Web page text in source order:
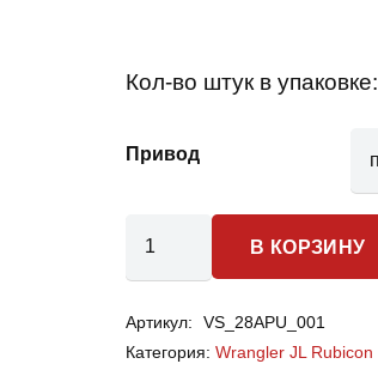
Кол-во штук в упаковке:
Привод
Wrangler
JL
В КОРЗИНУ
Артикул:
VS_28APU_001
Категория:Wrangler JL Rubicon